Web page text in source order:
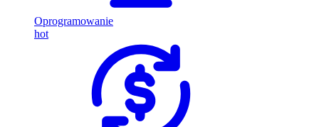
Oprogramowanie
hot